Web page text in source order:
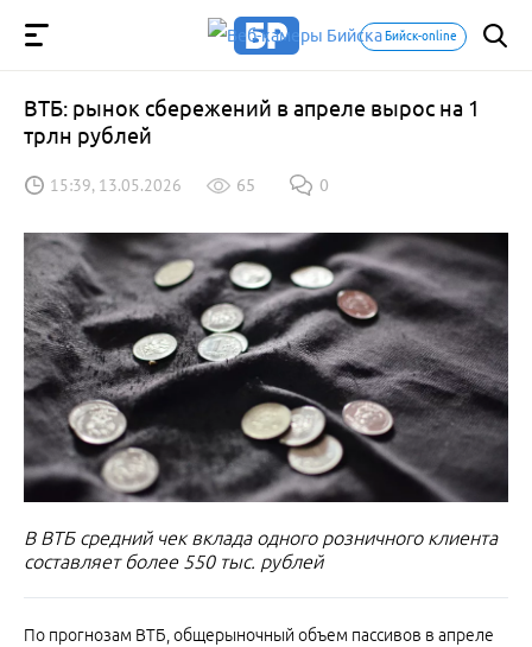
Бийск-online
ВТБ: рынок сбережений в апреле вырос на 1
трлн рублей
15:39, 13.05.2026 65 0
В ВТБ средний чек вклада одного розничного клиента
составляет более 550 тыс. рублей
По прогнозам ВТБ, общерыночный объем пассивов в апреле